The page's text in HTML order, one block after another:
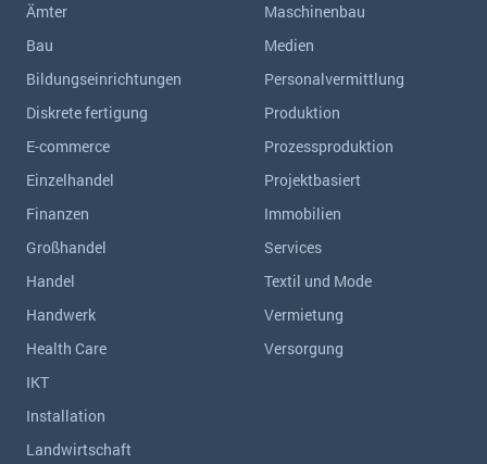
Die „SaaSpocalypse“: Was ist das und was bedeutet es für die Zukunft von Unternehmenssoftware?
ERP-Trends in der Produktion
NACHRICHTENARCHIV
Ämter
Bau
Bildungseinrichtungen
Diskrete fertigung
E-commerce
Einzelhandel
Finanzen
Großhandel
Handel
Handwerk
Health Care
IKT
Installation
Landwirtschaft
Maschinenbau
Medien
Personalvermittlung
Produktion
Prozessproduktion
Projektbasiert
Immobilien
Services
Textil und Mode
Vermietung
Versorgung